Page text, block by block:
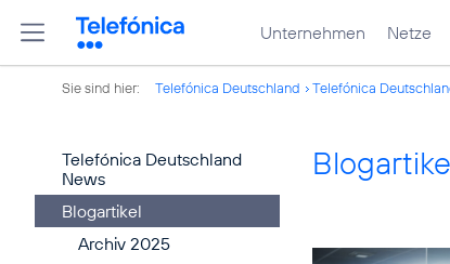
Unternehmen Netze
Sie sind hier: Telefónica Deutschland Telefónica
Telefónica Deutschland
News
Blogartikel
Archiv 2025